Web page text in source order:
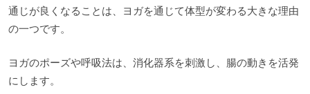
通じが良くなることは、ヨガを通じて体型が変わる大きな理由
の一つです。
ヨガのポーズや呼吸法は、消化器系を刺激し、腸の動きを活発
にします。